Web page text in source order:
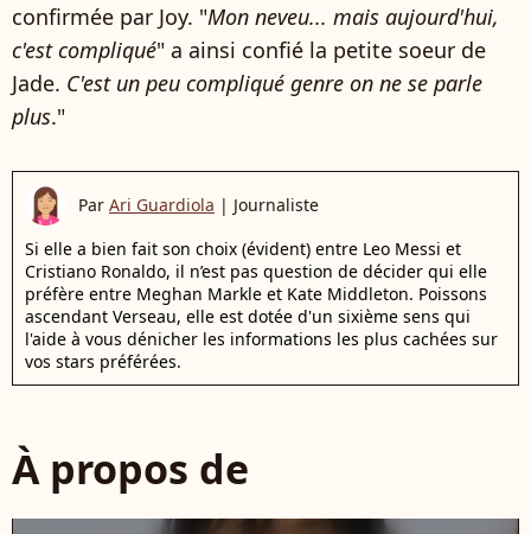
confirmée par Joy. "Mon neveu... mais aujourd'hui,
c'est compliqué" a ainsi confié la petite soeur de
Jade. C'est un peu compliqué genre on ne se parle
plus."
Par Ari Guardiola | Journaliste
Si elle a bien fait son choix (évident) entre Leo Messi et
Cristiano Ronaldo, il n’est pas question de décider qui elle
préfère entre Meghan Markle et Kate Middleton. Poissons
ascendant Verseau, elle est dotée d'un sixième sens qui
l'aide à vous dénicher les informations les plus cachées sur
vos stars préférées.
À propos de